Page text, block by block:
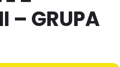
– GRUPA